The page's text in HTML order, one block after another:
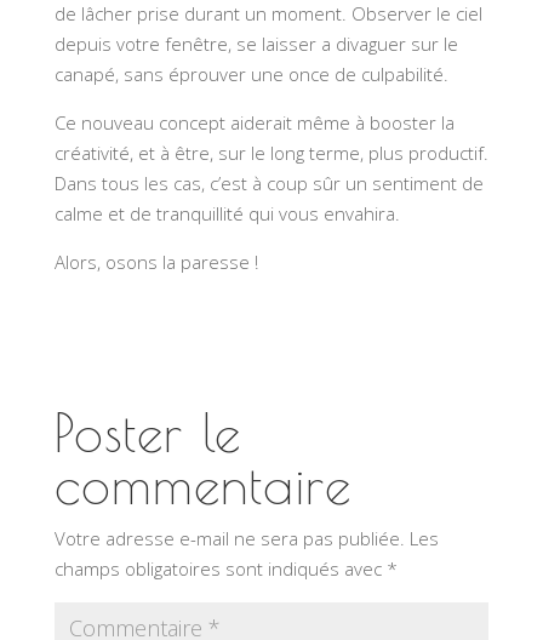
de lâcher prise durant un moment. Observer le ciel
depuis votre fenêtre, se laisser a divaguer sur le
canapé, sans éprouver une once de culpabilité.
Ce nouveau concept aiderait même à booster la
créativité, et à être, sur le long terme, plus productif.
Dans tous les cas, c’est à coup sûr un sentiment de
calme et de tranquillité qui vous envahira.
Alors, osons la paresse !
Poster le
commentaire
Votre adresse e-mail ne sera pas publiée. Les
champs obligatoires sont indiqués avec *